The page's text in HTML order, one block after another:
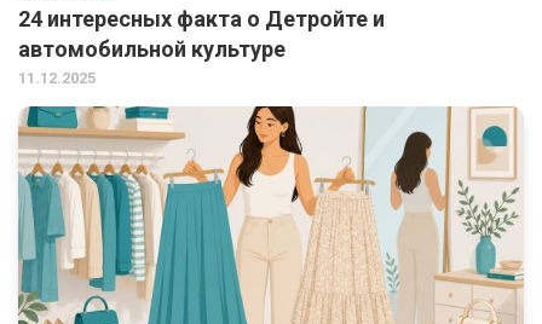
24 интересных факта о Детройте и
автомобильной культуре
11.12.2025